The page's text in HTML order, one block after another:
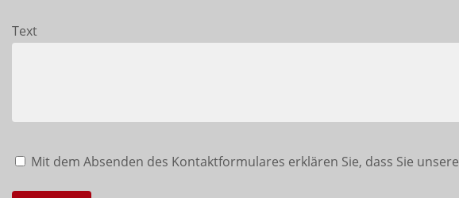
Text
Mit dem Absenden des Kontaktformulares erklären Sie, dass Sie unsere